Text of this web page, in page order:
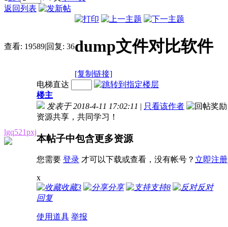
返回列表
查看: 19589|回复: 36dump文件对比软件
[复制链接]
lgq521pxj
电梯直达
楼主
发表于 2018-4-11 17:02:11 | 只看该作者
资源共享，共同学习！
本帖子中包含更多资源
您需要 登录 才可以下载或查看，没有帐号？ 立即注册
x
收藏3 分享 支持8
反对
回复
使用道具 举报